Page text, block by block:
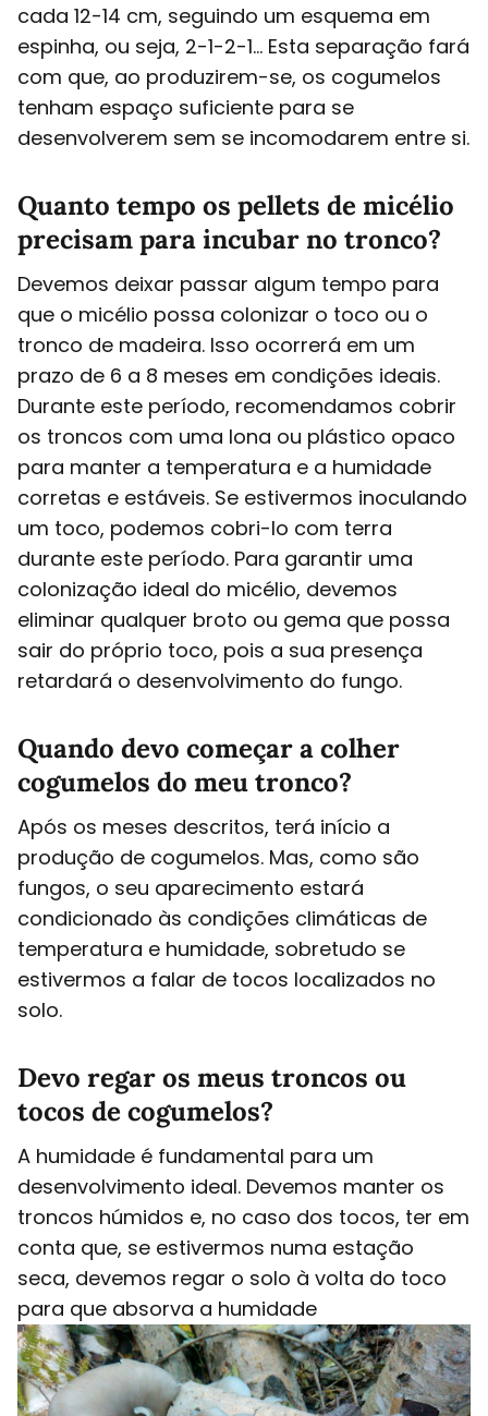
cada 12-14 cm, seguindo um esquema em
espinha, ou seja, 2-1-2-1... Esta separação fará
com que, ao produzirem-se, os cogumelos
tenham espaço suficiente para se
desenvolverem sem se incomodarem entre si.
Quanto tempo os pellets de micélio
precisam para incubar no tronco?
Devemos deixar passar algum tempo para
que o micélio possa colonizar o toco ou o
tronco de madeira. Isso ocorrerá em um
prazo de 6 a 8 meses em condições ideais.
Durante este período, recomendamos cobrir
os troncos com uma lona ou plástico opaco
para manter a temperatura e a humidade
corretas e estáveis. Se estivermos inoculando
um toco, podemos cobri-lo com terra
durante este período. Para garantir uma
colonização ideal do micélio, devemos
eliminar qualquer broto ou gema que possa
sair do próprio toco, pois a sua presença
retardará o desenvolvimento do fungo.
Quando devo começar a colher
cogumelos do meu tronco?
Após os meses descritos, terá início a
produção de cogumelos. Mas, como são
fungos, o seu aparecimento estará
condicionado às condições climáticas de
temperatura e humidade, sobretudo se
estivermos a falar de tocos localizados no
solo.
Devo regar os meus troncos ou
tocos de cogumelos?
A humidade é fundamental para um
desenvolvimento ideal. Devemos manter os
troncos húmidos e, no caso dos tocos, ter em
conta que, se estivermos numa estação
seca, devemos regar o solo à volta do toco
para que absorva a humidade